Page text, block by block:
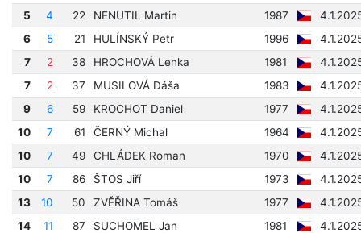
5
4 22 NENUTIL Martin 1987
6
5 21 HULÍNSKÝ Petr 1996
7
2 38 HROCHOVÁ Lenka 1981
7
2 37 MUSILOVÁ Dáša 1983
9
6 59 KROCHOT Daniel 1977
10
7 61 ČERNÝ Michal 1964
10
7 49 CHLÁDEK Roman 1970
10
7 86 ŠTOS Jiří 1973
13
10 50 ZVĚŘINA Tomáš 1977
14
11 87 SUCHOMEL Jan 1981